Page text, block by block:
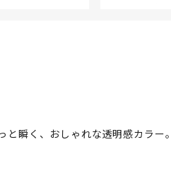
と瞬く、おしゃれな透明感カラー。